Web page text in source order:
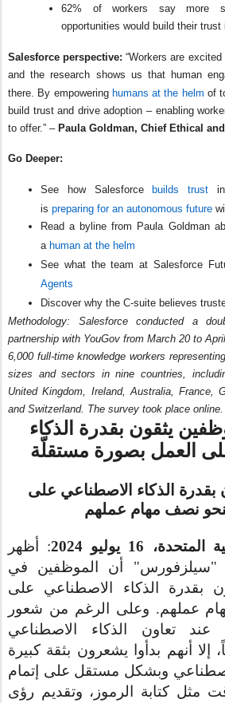
62% of workers say more
opportunities would build their trust
Salesforce perspective:“Workers are
and the research shows us that human
there. By empowering humans at the helm of
build trust and drive adoption – enabling
to offer.” – Paula Goldman, Chief Ethical
Go Deeper:
See how Salesforce builds trust
is preparing for an autonomous future
Read a byline from Paula Goldman
a human at the helm
See what the team at Salesforce
Agents
Discover why the C-suite believes
Methodology: Salesforce conducted a
partnership with YouGov from March 20 to
6,000 full-time knowledge workers
sizes and sectors in nine countries,
United Kingdom, Ireland, Australia, France,
and Switzerland. The survey took place online.
يثقون بقدرة الذكاء
العمل بصورة مستقلّة
بقدرة الذكاء الاصطناعي على
بنحو نصف مهام عملهم
المتحدة، 16 يوليو 2024
: أظهر
"سيلزفورس" أن الموظفين في
بقدرة الذكاء الاصطناعي على
عملهم. وعلى الرغم من شعور
عند تعاون الذكاء الاصطناعي
إلا أنهم بدأوا يشعرون بثقة كبيرة
وبشكل مستقل على إتمام
مثل كتابة الرموز، وتقديم رؤى